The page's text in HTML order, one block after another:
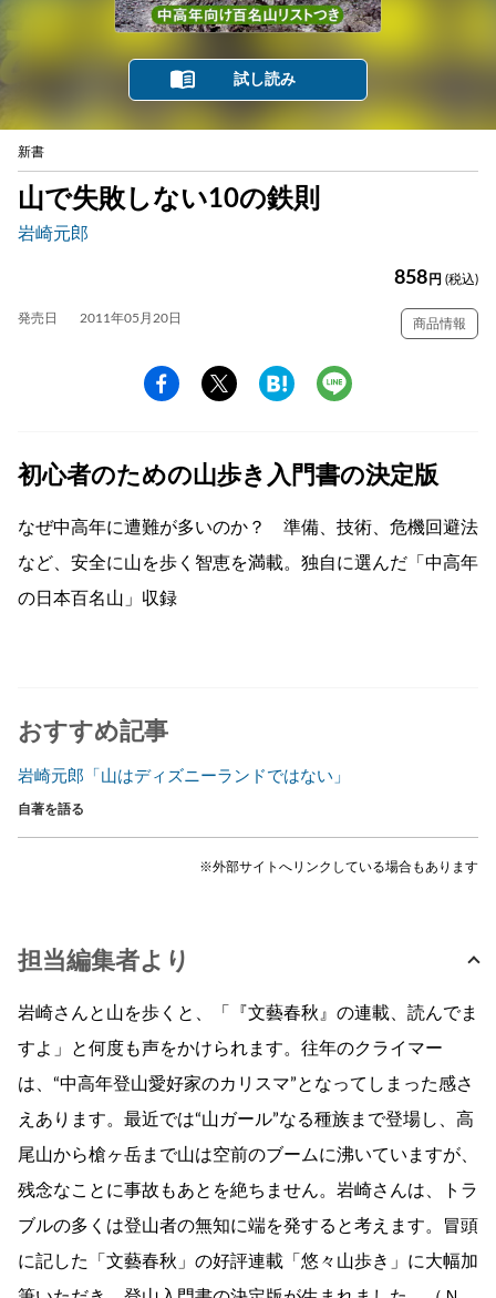
試し読み
新書
山で失敗しない10の鉄則
岩崎元郎
858 円 (税込)
発売日 2011年05月20日 商品情報
初心者のための山歩き入門書の決定版
なぜ中高年に遭難が多いのか？ 準備、技術、危機回避法
など、安全に山を歩く智恵を満載。独自に選んだ「中高年
の日本百名山」収録
おすすめ記事
岩崎元郎「山はディズニーランドではない」
自著を語る
※外部サイトへリンクしている場合もあります
担当編集者より
岩崎さんと山を歩くと、「『文藝春秋』の連載、読んでま
すよ」と何度も声をかけられます。往年のクライマー
は、“中高年登山愛好家のカリスマ”となってしまった感さ
えあります。最近では“山ガール”なる種族まで登場し、高
尾山から槍ヶ岳まで山は空前のブームに沸いていますが、
残念なことに事故もあとを絶ちません。岩崎さんは、トラ
ブルの多くは登山者の無知に端を発すると考えます。冒頭
に記した「文藝春秋」の好評連載「悠々山歩き」に大幅加